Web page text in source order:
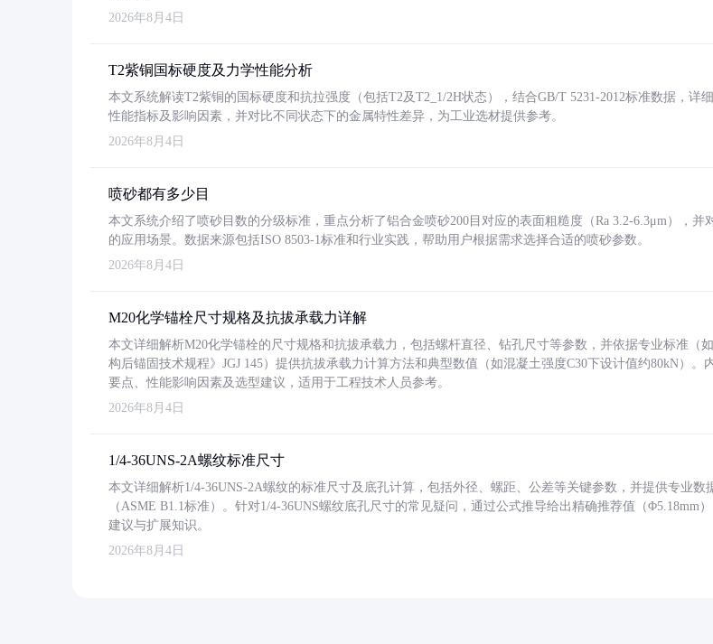
2026年8月4日
T2紫铜国标硬度及力学性能分析
本文系统解读T2紫铜的国标硬度和抗拉强度（包括T2及T2_1/2H状态），结合GB/T 5231-2012标准数据，详
性能指标及影响因素，并对比不同状态下的金属特性差异，为工业选材提供参考。
2026年8月4日
喷砂都有多少目
本文系统介绍了喷砂目数的分级标准，重点分析了铝合金喷砂200目对应的表面粗糙度（Ra 3.2-6.3μm），并
的应用场景。数据来源包括ISO 8503-1标准和行业实践，帮助用户根据需求选择合适的喷砂参数。
2026年8月4日
M20化学锚栓尺寸规格及抗拔承载力详解
本文详细解析M20化学锚栓的尺寸规格和抗拔承载力，包括螺杆直径、钻孔尺寸等参数，并依据专业标准（
构后锚固技术规程》JGJ 145）提供抗拔承载力计算方法和典型数值（如混凝土强度C30下设计值约80kN）。
要点、性能影响因素及选型建议，适用于工程技术人员参考。
2026年8月4日
1/4-36UNS-2A螺纹标准尺寸
本文详细解析1/4-36UNS-2A螺纹的标准尺寸及底孔计算，包括外径、螺距、公差等关键参数，并提供专业数
（ASME B1.1标准）。针对1/4-36UNS螺纹底孔尺寸的常见疑问，通过公式推导给出精确推荐值（Φ5.18mm
建议与扩展知识。
2026年8月4日